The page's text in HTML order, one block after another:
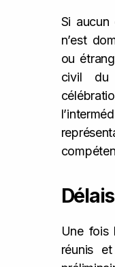
Si aucun
n’est
ou
civil
Délais
Une fois
réunis